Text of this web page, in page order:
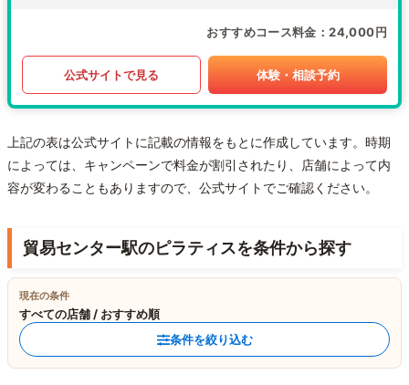
おすすめコース料金 24,000円
公式サイトで見る 体験・相談予約
上記の表は公式サイトに記載の情報をもとに作成しています。時期
によっては、キャンペーンで料金が割引されたり、店舗によって内
容が変わることもありますので、公式サイトでご確認ください。
貿易センター駅のピラティスを条件から探す
現在の条件
すべての店舗 / おすすめ順
条件を絞り込む